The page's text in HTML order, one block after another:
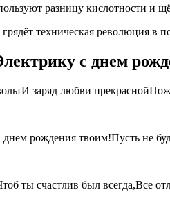
разницу кислотности и
техническая революция в
с днем
заряд любви
рождения твоим!Пусть не
ты счастлив был всегда,Все